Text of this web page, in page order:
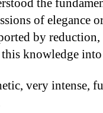
the
of elegance
by
knowledge
very intense,